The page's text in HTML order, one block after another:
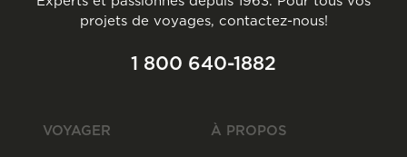
projets de voyages, contactez-nous!
1 800 640-1882
VOYAGER À PROPOS